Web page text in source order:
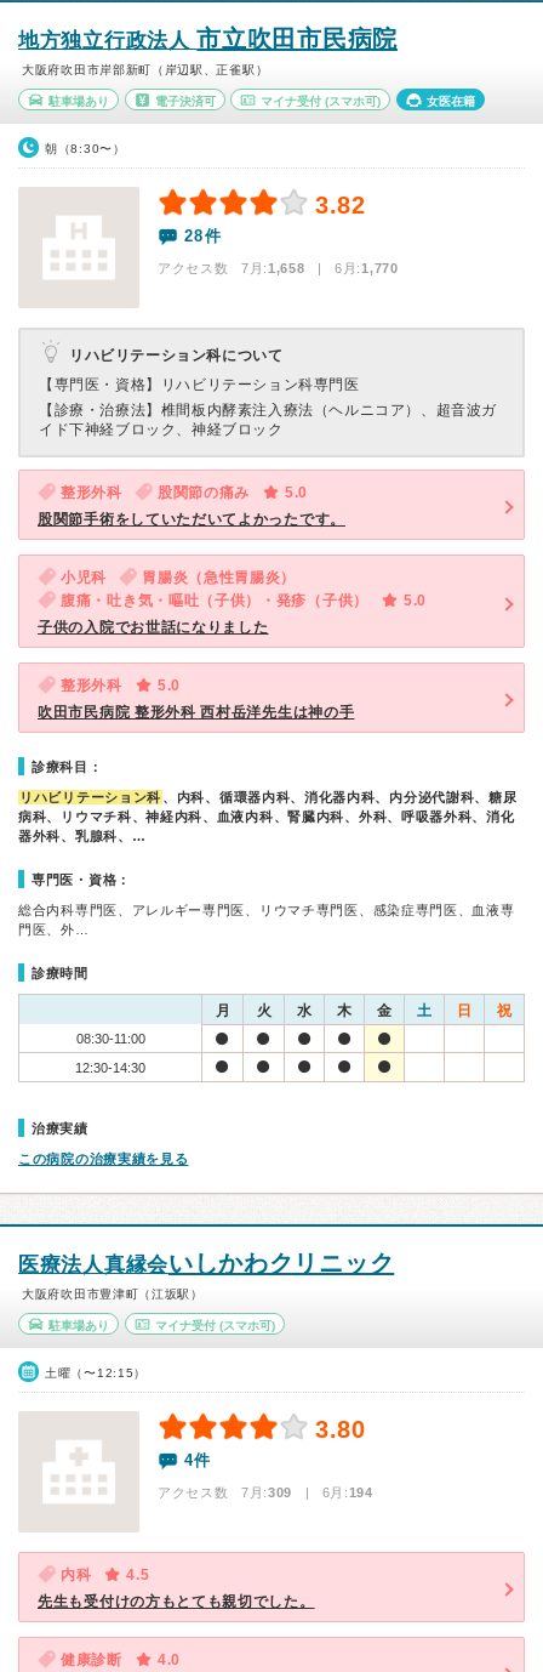
地方独立行政法人市立吹田市民病院
大阪府吹田市岸部新町（岸辺駅、正雀駅）
駐車場あり 電子決済可 マイナ受付 (スマホ可) 女医在籍
朝（8:30〜）
3.82
28件
アクセス数 7月:1,658 | 6月:1,770
リハビリテーション科について
【専門医・資格】
リハビリテーション科専門医
【診療・治療法】 椎間板内酵素注入療法（ヘルニコア）、超音波ガ
イド下神経ブロック、神経ブロック
整形外科 股関節の痛み
5.0
股関節手術をしていただいてよかったです。
小児科
胃腸炎（急性胃腸炎）
腹痛・吐き気・嘔吐（子供）・発疹（子供）
5.0
子供の入院でお世話になりました
整形外科
5.0
吹田市民病院 整形外科 西村岳洋先生は神の手
診療科目：
リハビリテーション科 、内科、循環器内科、消化器内科、内分泌代謝科、糖尿
病科、リウマチ科、神経内科、血液内科、腎臓内科、外科、呼吸器外科、消化
器外科、乳腺科、…
専門医・資格：
総合内科専門医、アレルギー専門医、リウマチ専門医、感染症専門医、血液専
門医、外…
診療時間
月 火 水 木 金 土 日 祝
08:30-11:00
12:30-14:30
治療実績
この病院の治療実績を見る
医療法人真縁会いしかわクリニック
大阪府吹田市豊津町（江坂駅）
駐車場あり マイナ受付(スマホ可)
土曜（〜12:15）
3.80
4件
アクセス数 7月:309 | 6月:194
内科
4.5
先生も受付けの方もとても親切でした。
健康診断 4.0